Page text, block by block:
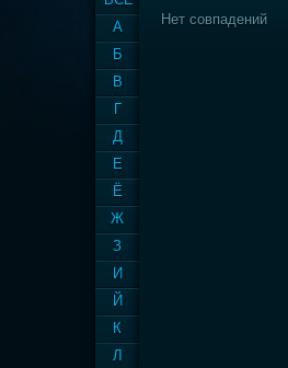
А
Б
В
Г
Д
Е
Ё
Ж
З
И
Й
К
Л
Нет совпадений